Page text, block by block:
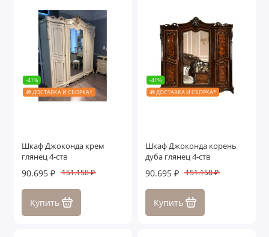
-41%
🎁 ДОСТАВКА И СБОРКА*
Шкаф Джоконда крем
глянец 4-ств
90.695 ₽ 151.158 ₽
Купить
-41%
🎁 ДОСТАВКА И СБОРКА*
Шкаф Джоконда корень
дуба глянец 4-ств
90.695 ₽ 151.158 ₽
Купить